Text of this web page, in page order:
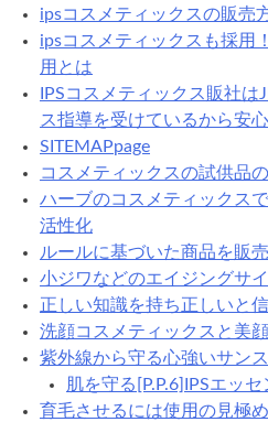
ipsコスメティックスの販売
ipsコスメティックスも採用
用とは
IPSコスメティックス販社
ス指導を受けているから安心
SITEMAPpage
コスメティックスの試供品
ハーブのコスメティックス
活性化
ルールに基づいた商品を販
小ジワなどのエイジングサ
正しい知識を持ち正しいと
洗顔コスメティックスと美
紫外線から守る心強いサン
肌を守る[P.P.6]IPSエッ
育毛させるには使用の見極